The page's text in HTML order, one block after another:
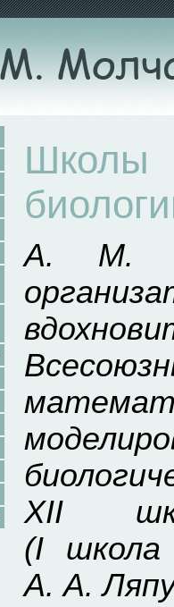
А. М.
XII
(I школа
А. А.